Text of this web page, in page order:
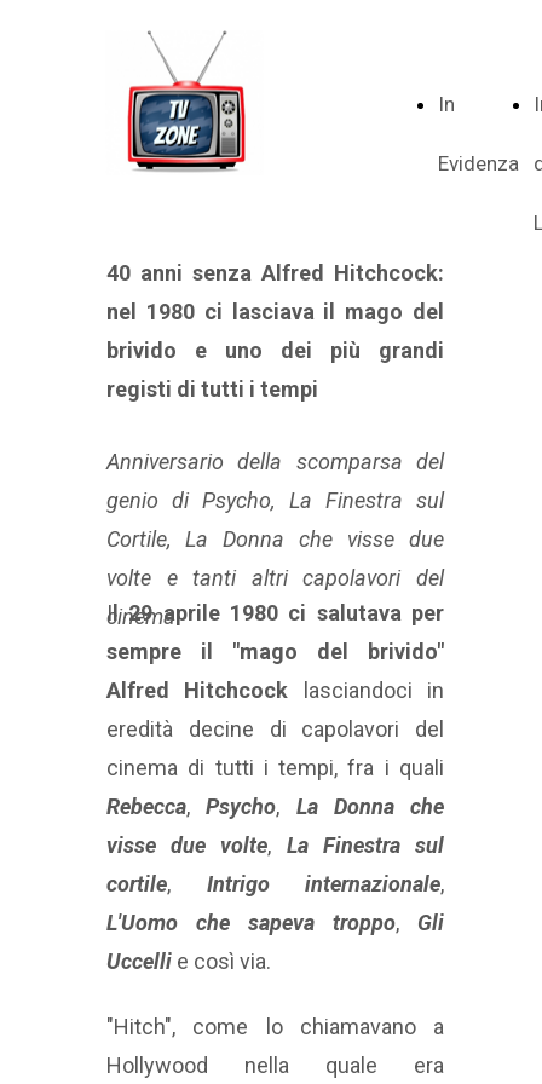
In
Evidenza
40 anni senza Alfred Hitchcock:
nel 1980 ci lasciava il mago del
brivido e uno dei più grandi
registi di tutti i tempi
Anniversario della scomparsa del
genio di Psycho, La Finestra sul
Cortile, La Donna che visse due
volte e tanti altri capolavori del
cinema
Il 29 aprile 1980 ci salutava per
sempre il "mago del brivido"
Alfred Hitchcock lasciandoci in
eredità decine di capolavori del
cinema di tutti i tempi, fra i quali
Rebecca,Psycho, La Donna che
visse due volte, La Finestra sul
cortile, Intrigo internazionale,
L'Uomo che sapeva troppo, Gli
Uccelli e così via.
"Hitch", come lo chiamavano a
Hollywood nella quale era